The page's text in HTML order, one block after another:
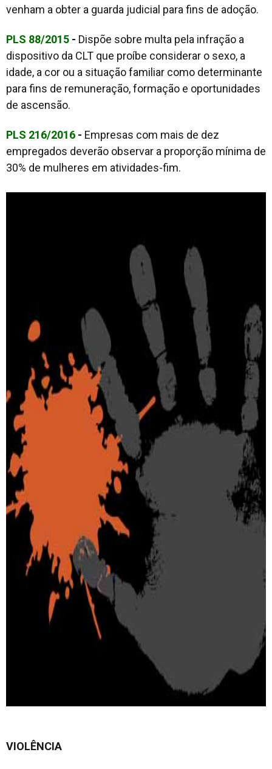
venham a obter a guarda judicial para fins de adoção.
PLS 88/2015 - Dispõe sobre multa pela infração a
dispositivo da CLT que proíbe considerar o sexo, a
idade, a cor ou a situação familiar como determinante
para fins de remuneração, formação e oportunidades
de ascensão.
PLS 216/2016 - Empresas com mais de dez
empregados deverão observar a proporção mínima de
30% de mulheres em atividades-fim.
VIOLÊNCIA